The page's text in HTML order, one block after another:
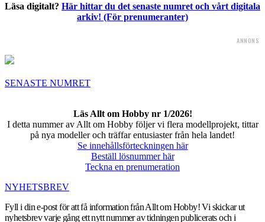
Läsa digitalt? Här hittar du det senaste numret och vårt digitala
arkiv! (För prenumeranter)
ANNONS
SENASTE NUMRET
Läs Allt om Hobby nr 1/2026!
I detta nummer av Allt om Hobby följer vi flera modellprojekt, tittar
på nya modeller och träffar entusiaster från hela landet!
Se innehållsförteckningen här
Beställ lösnummer här
Teckna en prenumeration
NYHETSBREV
Fyll i din e-post för att få information från Allt om Hobby! Vi skickar ut
nyhetsbrev varje gång ett nytt nummer av tidningen publicerats och i